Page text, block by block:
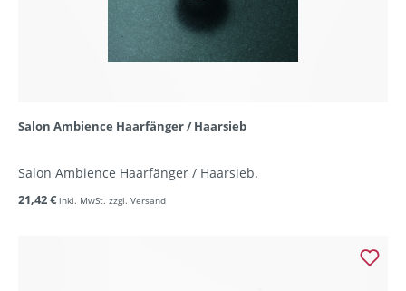
Salon Ambience Haarfänger / Haarsieb
Salon Ambience Haarfänger / Haarsieb.
21,42 € inkl. MwSt. zzgl. Versand